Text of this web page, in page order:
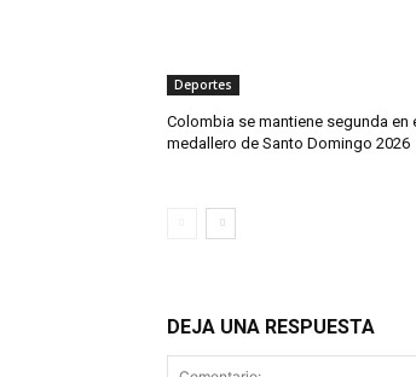
Deportes
Colombia se mantiene segunda en
medallero de Santo Domingo 2026
DEJA UNA RESPUESTA